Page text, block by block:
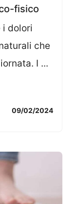
fisico
i dolori
che
I ...
09/02/2024